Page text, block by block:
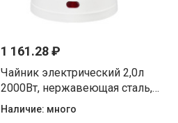
1 161.28 ₽
Чайник электрический 2,0л
2000Вт, нержавеющая сталь,
диск, маки на белом Добрыня
Наличие: много